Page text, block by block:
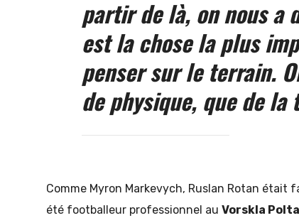
partir de là, on nous a
est la chose la plus
penser sur le terrain.
de physique, que de la
Comme Myron Markevych, Ruslan Rotan était
été footballeur professionnel au Vorskla